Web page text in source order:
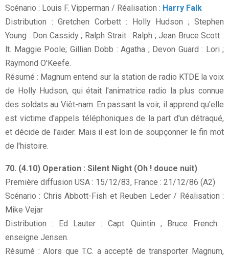
Scénario : Louis F. Vipperman / Réalisation : Harry Falk
Distribution : Gretchen Corbett : Holly Hudson ; Stephen
Young : Don Cassidy ; Ralph Strait : Ralph ; Jean Bruce Scott :
lt. Maggie Poole; Gillian Dobb : Agatha ; Devon Guard : Lori ;
Raymond O'Keefe.
Résumé : Magnum entend sur la station de radio KTDE la voix
de Holly Hudson, qui était l'animatrice radio la plus connue
des soldats au Viêt-nam. En passant la voir, il apprend qu'elle
est victime d'appels téléphoniques de la part d'un détraqué,
et décide de l'aider. Mais il est loin de soupçonner le fin mot
de l'histoire.
70. (4.10) Operation : Silent Night (Oh ! douce nuit)
Première diffusion USA : 15/12/83, France : 21/12/86 (A2)
Scénario : Chris Abbott-Fish et Reuben Leder / Réalisation :
Mike Vejar
Distribution : Ed Lauter : Capt. Quintin ; Bruce French :
enseigne Jensen.
Résumé : Alors que T.C. a accepté de transporter Magnum,